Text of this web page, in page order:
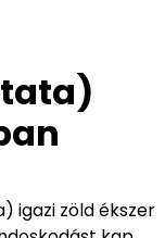
igazi zöld ékszer